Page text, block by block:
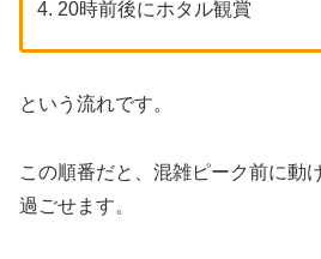
20時前後にホタル観賞
という流れです。
この順番だと、混雑ピーク前に動
過ごせます。